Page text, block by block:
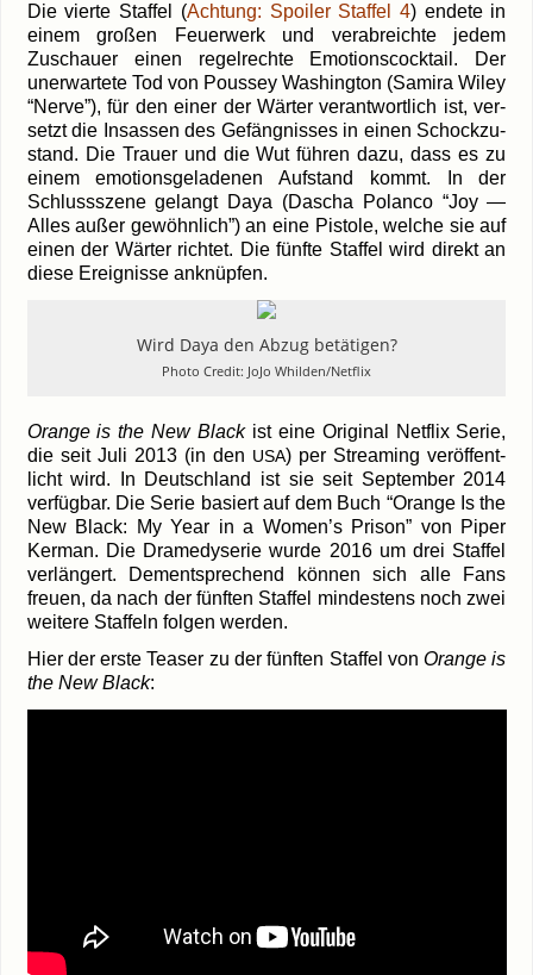
Die vier­te Staf­fel (Ach­tung: Spoi­ler Staf­fel 4) ende­te in
einem gro­ßen Feu­er­werk und ver­ab­reich­te jedem
Zuschau­er einen regel­rech­te Emo­ti­ons­cock­tail. Der
uner­war­te­te Tod von Pous­sey Washing­ton (Sami­ra Wiley
“Ner­ve”), für den einer der Wär­ter ver­ant­wort­lich ist, ver­
setzt die Insas­sen des Gefäng­nis­ses in einen Schock­zu­
stand. Die Trau­er und die Wut füh­ren dazu, dass es zu
einem emo­ti­ons­ge­la­de­nen Auf­stand kommt. In der
Schluss­sze­ne gelangt Daya (Dascha Pol­an­co “Joy —
Alles außer gewöhn­lich”) an eine Pis­to­le, wel­che sie auf
einen der Wär­ter rich­tet. Die fünf­te Staf­fel wird direkt an
die­se Ereig­nis­se anknüpfen.
Wird Daya den Abzug betä­ti­gen?
Pho­to Cre­dit: JoJo Whilden/Netflix
Oran­ge is the New Blackist eine Ori­gi­nal Net­flix Serie,
die seit Juli 2013 (in den USA) per Strea­ming ver­öf­fent­
licht wird. In Deutsch­land ist sie seit Sep­tem­ber 2014
ver­füg­bar. Die Serie basiert auf dem Buch “Oran­ge Is the
New Black: My Year in a Women’s Pri­son” von Piper
Ker­man. Die Dra­me­dy­se­rie wur­de 2016 um drei Staf­fel
ver­län­gert. Dem­entspre­chend kön­nen sich alle Fans
freu­en, da nach der fünf­ten Staf­fel min­des­tens noch zwei
wei­te­re Staf­feln fol­gen werden.
Hier der ers­te Teaser zu der fünf­ten Staf­fel vonOran­ge is
the New Black: